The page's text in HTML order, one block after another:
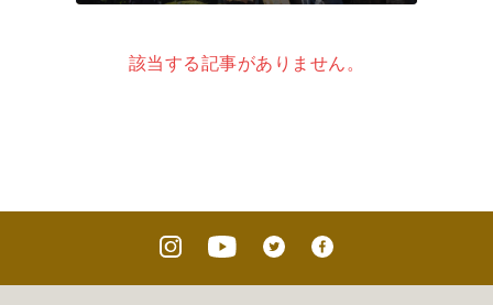
該当する記事がありません。